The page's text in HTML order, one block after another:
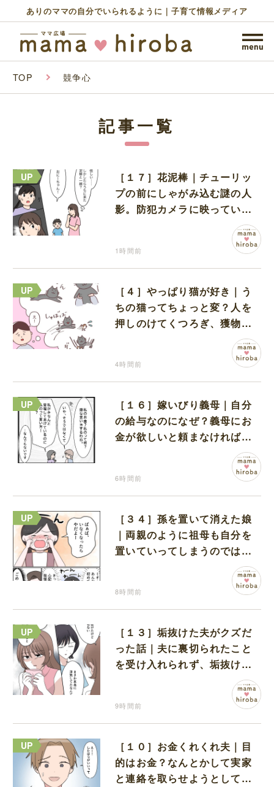
ありのママの自分でいられるように｜子育て情報メディア
TOP 競争心
記事一覧
［１７］花泥棒｜チューリッ
プの前にしゃがみ込む謎の人
影。防犯カメラに映っていた
1時間前
［４］やっぱり猫が好き｜う
ちの猫ってちょっと変？人を
押しのけてくつろぎ、獲物に
も物怖じしない鋼のハート
4時間前
［１６］嫁いびり義母｜自分
の給与なのになぜ？義母にお
金が欲しいと頼まなければな
6時間前
［３４］孫を置いて消えた娘
｜両親のように祖母も自分を
置いていってしまうのでは？
と怯えて泣く孫に心が痛む
8時間前
［１３］垢抜けた夫がクズだ
った話｜夫に裏切られたこと
を受け入れられず、垢抜けた
ことが関係しているのかと嘆
9時間前
［１０］お金くれくれ夫｜目
的はお金？なんとかして実家
と連絡を取らせようとしてく